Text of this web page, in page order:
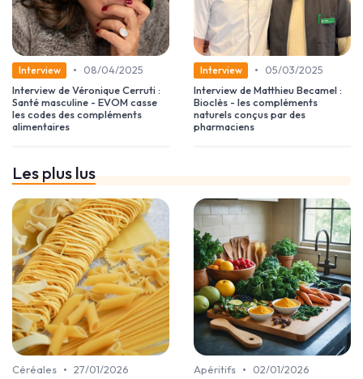
Interview •
08/04/2025
Interview de Véronique Cerruti :
Santé masculine - EVOM casse
les codes des compléments
alimentaires
Interview •
05/03/2025
Interview de Matthieu Becamel :
Bioclès - les compléments
naturels conçus par des
pharmaciens
Les plus lus
Céréales • 27/01/2026
Apéritifs •
02/01/2026